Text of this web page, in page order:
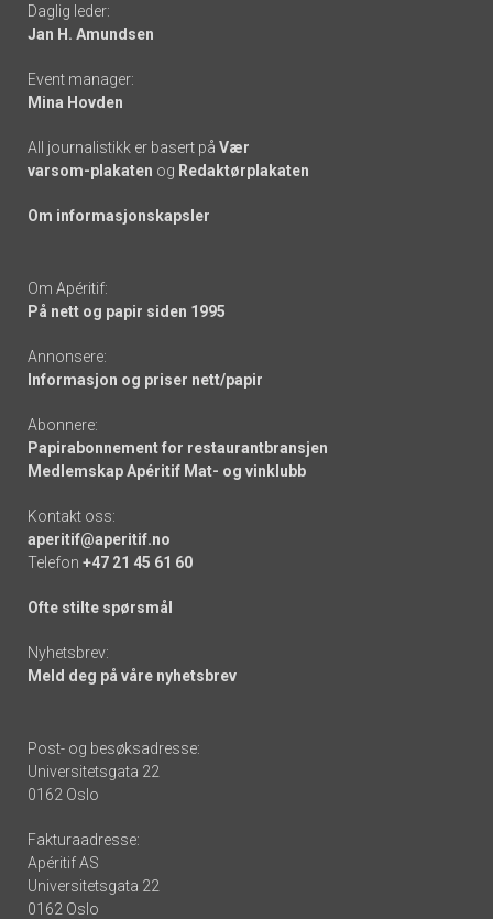
links
Daglig leder:
Jan H. Amundsen
Event manager:
Mina Hovden
All journalistikk er basert på Vær
varsom-plakaten og Redaktørplakaten
Om informasjonskapsler
Om Apéritif:
På nett og papir siden 1995
Annonsere:
Informasjon og priser nett/papir
Abonnere:
Papirabonnement for restaurantbransjen
Medlemskap Apéritif Mat- og vinklubb
Kontakt oss:
aperitif@aperitif.no
Telefon +47 21 45 61 60
Ofte stilte spørsmål
Nyhetsbrev:
Meld deg på våre nyhetsbrev
Post- og besøksadresse:
Universitetsgata 22
0162 Oslo
Fakturaadresse:
Apéritif AS
Universitetsgata 22
0162 Oslo